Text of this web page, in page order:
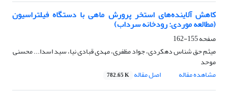
کاهش آلاینده‌های استخر پرورش ماهی با دستگاه فیلتراسیون
(مطالعه موردی: رودخانه سرداب)
صفحه155-162
میثم حق شناس دهکردی، جواد مظفری، مهدی قبادی نیا، سید اسدا... محسنی
موحد
مشاهده مقاله
اصل مقاله 782.65 K